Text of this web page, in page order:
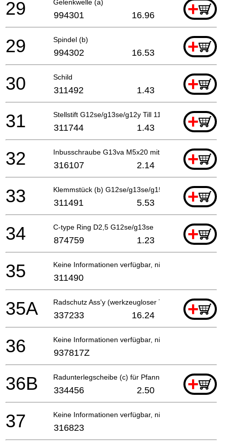
Gelenkwelle (a) +
29 994301 16.96
Spindel (b) +
29 994302 16.53
Schild +
30 311492 1.43
Stellstift G12se/g13se/g12y Till 11.2014 +
31 311744 1.43
Inbusschraube G13va M5x20 mit Scheiben+
32 316107 2.14
Klemmstück (b) G12se/g13se/g15yc bis 11.2014
+
33 311491 5.53
C-type Ring D2,5 G12se/g13se +
34 874759 1.23
Keine Informationen verfügbar, nicht bestellbar
35 311490
Radschutz Ass'y (werkzeugloser Typ) Inkl.32
+
35A 337233 16.24
Keine Informationen verfügbar, nicht bestellbar
36 937817Z
Radunterlegscheibe (c) für Pfanne (120v)+
36B 334456 2.50
Keine Informationen verfügbar, nicht bestellbar
37 316823